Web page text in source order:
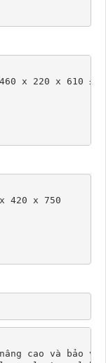
x 220 x 610 ±
420 x 750
cao và bảo